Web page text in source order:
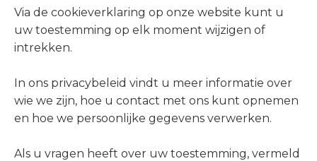
Via de cookieverklaring op onze website kunt u
uw toestemming op elk moment wijzigen of
intrekken.
In ons privacybeleid vindt u meer informatie over
wie we zijn, hoe u contact met ons kunt opnemen
en hoe we persoonlijke gegevens verwerken.
Als u vragen heeft over uw toestemming, vermeld